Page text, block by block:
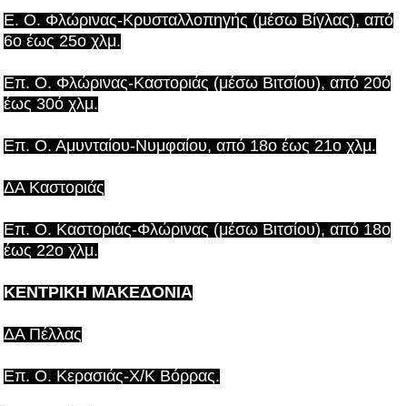
Ε. Ο. Φλώρινας-Κρυσταλλοπηγής (μέσω Βίγλας), από
6ο έως 25ο χλμ.
Επ. Ο. Φλώρινας-Καστοριάς (μέσω Βιτσίου), από 20ό
έως 30ό χλμ.
Επ. Ο. Αμυνταίου-Νυμφαίου, από 18ο έως 21ο χλμ.
ΔA Καστοριάς
Επ. Ο. Καστοριάς-Φλώρινας (μέσω Βιτσίου), από 18ο
έως 22ο χλμ.
KENΤΡΙΚΗ ΜΑΚΕΔΟΝΙΑ
ΔΑ Πέλλας
Επ. Ο. Κερασιάς-Χ/Κ Βόρρας.